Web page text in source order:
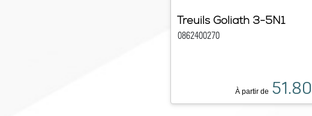
Treuils Goliath 3-5N1
0862400270
À partir de 51.80